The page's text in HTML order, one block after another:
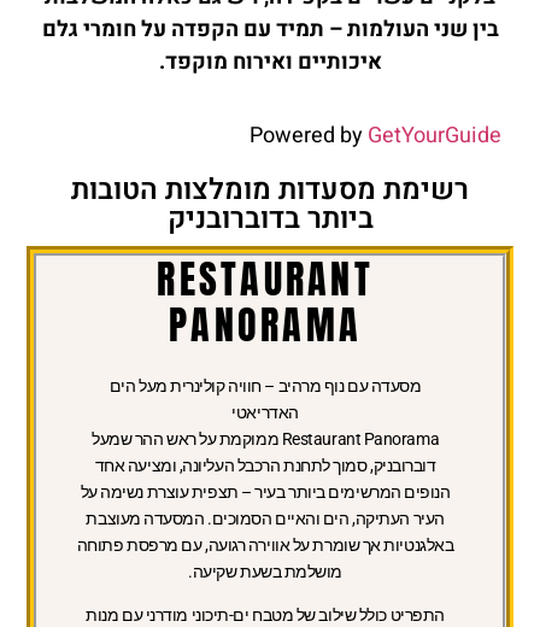
בין שני העולמות – תמיד עם הקפדה על חומרי גלם
איכותיים ואירוח מוקפד.
Powered byGetYourGuide
רשימת מסעדות מומלצות הטובות
ביותר בדוברובניק
RESTAURANT
PANORAMA
מסעדה עם נוף מרהיב – חוויה קולינרית מעל הים
האדריאטי
Restaurant Panorama ממוקמת על ראש ההר שמעל
דוברובניק, סמוך לתחנת הרכבל העליונה, ומציעה אחד
הנופים המרשימים ביותר בעיר – תצפית עוצרת נשימה על
העיר העתיקה, הים והאיים הסמוכים. המסעדה מעוצבת
באלגנטיות אך שומרת על אווירה רגועה, עם מרפסת פתוחה
מושלמת בשעת שקיעה.
התפריט כולל שילוב של מטבח ים-תיכוני מודרני עם מנות